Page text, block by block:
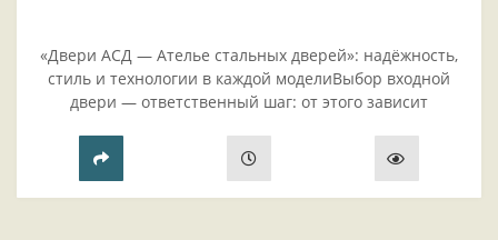
«Двери АСД — Ателье стальных дверей»: надёжность,
стиль и технологии в каждой моделиВыбор входной
двери — ответственный шаг: от этого зависит
прихожей..